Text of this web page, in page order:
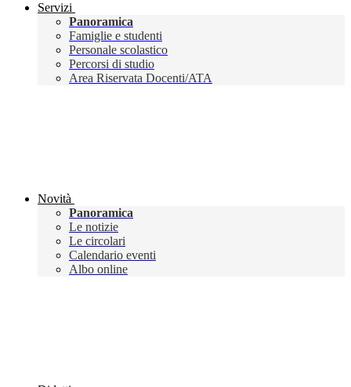
Servizi
Panoramica
Famiglie e studenti
Personale scolastico
Percorsi di studio
Area Riservata Docenti/ATA
Novità
Panoramica
Le notizie
Le circolari
Calendario eventi
Albo online